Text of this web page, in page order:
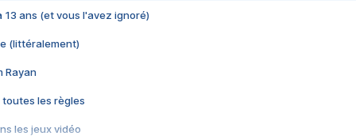
13 ans (et vous l'avez ignoré)
(littéralement)
Rayan
toutes les règles
les jeux vidéo